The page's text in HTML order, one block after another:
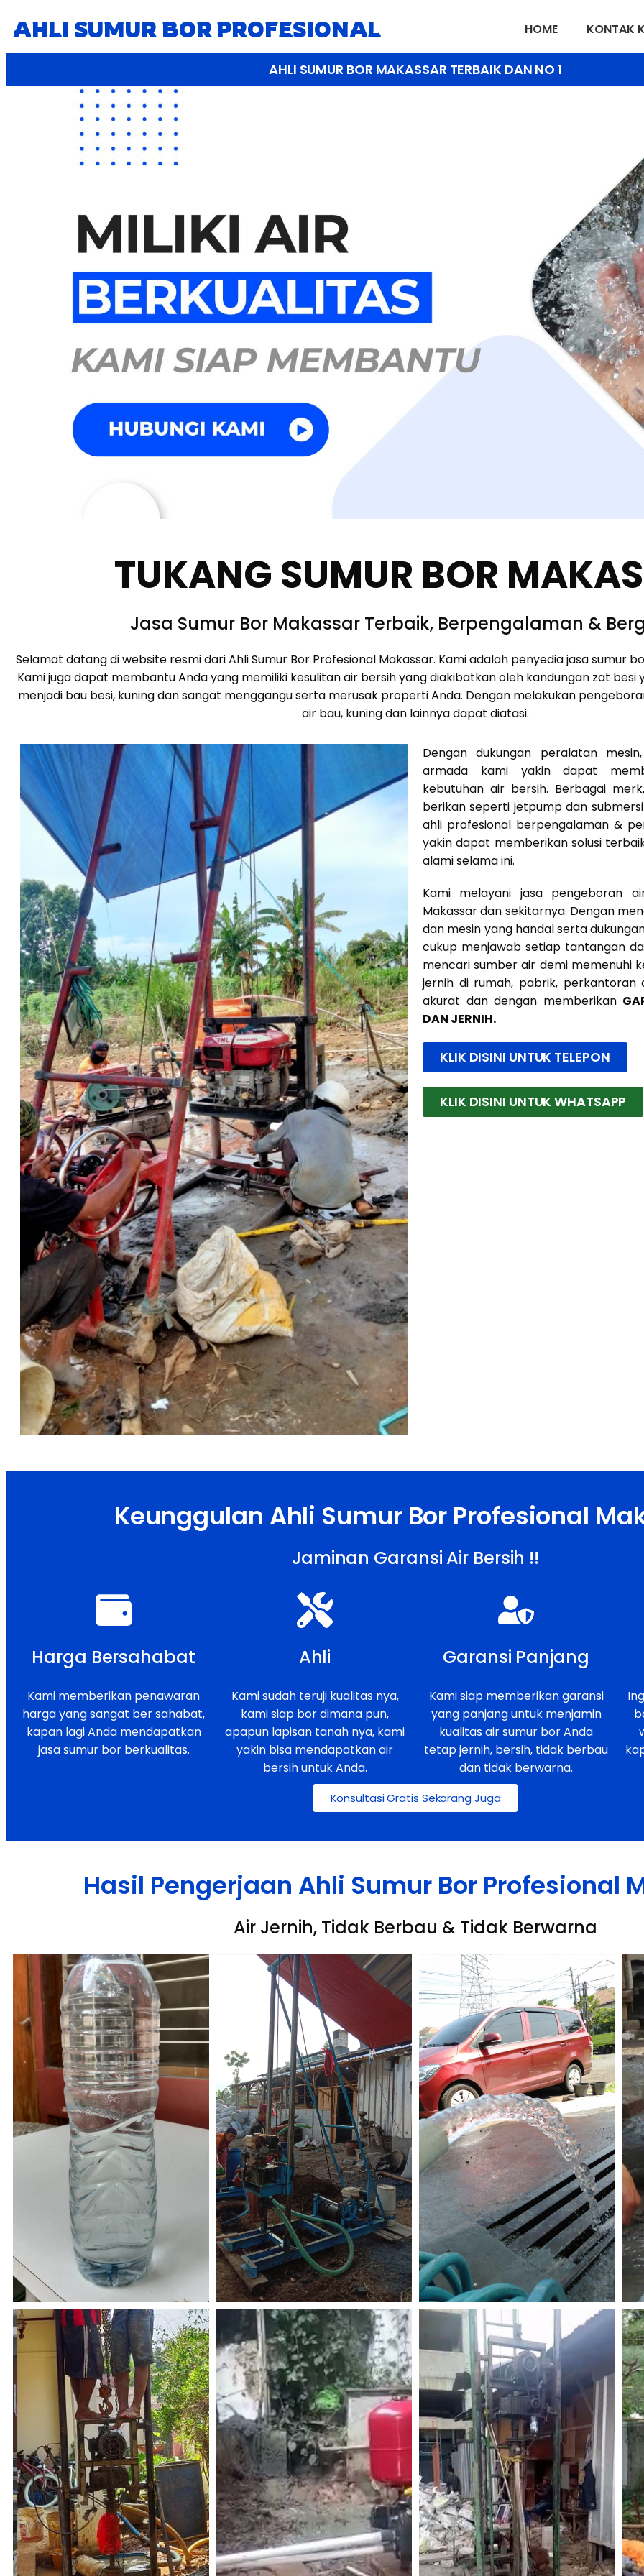
AHLI SUMUR BOR PROFESIONAL HOME KONTAK
AHLI SUMUR BOR MAKASSAR TERBAIK DAN NO 1
TUKANG SUMUR BOR
Jasa Sumur Bor Makassar Terbaik, Berpengalaman &
Selamat datang di website resmi dari Ahli Sumur Bor Profesional Makassar. Kami adalah penyedia jasa sumur
Kami juga dapat membantu Anda yang memiliki kesulitan air bersih yang diakibatkan oleh kandungan zat besi
menjadi bau besi, kuning dan sangat menggangu serta merusak properti Anda. Dengan melakukan
air bau, kuning dan lainnya dapat diatasi.
Dengan dukungan peralatan
armada kami yakin dapat
kebutuhan air bersih. Berbagai
berikan seperti jetpump dan
ahli profesional berpengalaman &
yakin dapat memberikan solusi
alami selama ini.
Kami melayani jasa pengeboran
Makassar dan sekitarnya. Dengan
dan mesin yang handal serta
cukup menjawab setiap tantangan
mencari sumber air demi memenuhi
jernih di rumah, pabrik,
akurat dan dengan memberikan
DAN JERNIH.
KLIK DISINI UNTUK TELEPON
KLIK DISINI UNTUK WHATSAPP
Keunggulan Ahli Sumur Bor Profesional
Jaminan Garansi Air Bersih !!
Harga Bersahabat
Kami memberikan penawaran
harga yang sangat ber sahabat,
kapan lagi Anda mendapatkan
jasa sumur bor berkualitas.
Ahli
Kami sudah teruji kualitas nya,
kami siap bor dimana pun,
apapun lapisan tanah nya, kami
yakin bisa mendapatkan air
bersih untuk Anda.
Garansi Panjang
Kami siap memberikan garansi
yang panjang untuk menjamin
kualitas air sumur bor Anda
tetap jernih, bersih, tidak berbau
dan tidak berwarna.
Konsultasi Gratis Sekarang Juga
Hasil Pengerjaan Ahli Sumur Bor Profesional
Air Jernih, Tidak Berbau & Tidak Berwarna